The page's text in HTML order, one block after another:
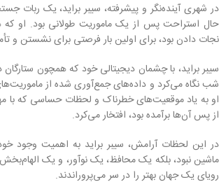
در شهری آینده‌نگر و پیشرفته، سیبر براید، یک ربات
حال استراحت پس از یک ماموریت طولانی بود. او
نجات دادن بود، برای اولین بار فرصتی برای نشستن و
سیبر براید، با چشمان دیجیتالی خود که همچون
شب نگاه می‌کرد و داده‌های جمع‌آوری شده از
او به یاد موقعیت‌های خطرناک و لحظات حساسی که با
از پس آن‌ها برآمده بود، افتخار می‌کرد.
در این لحظات آرامش، سیبر براید به اهمیت وجود
ماشین نبود، بلکه یک محافظ، یک نوآور، و یک
رویای یک جهان بهتر را در سر می‌پروراندند.